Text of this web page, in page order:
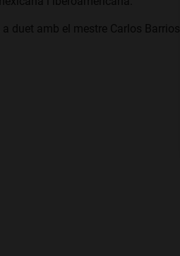
duet amb el mestre Carlos Barrios.